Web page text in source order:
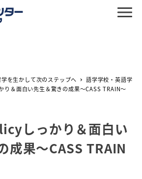
学を生かして次のステップへ
語学学校・英語学
＆面白い先生＆驚きの成果～CASS TRAIN～
しっかり＆面白い
成果～CASS TRAIN